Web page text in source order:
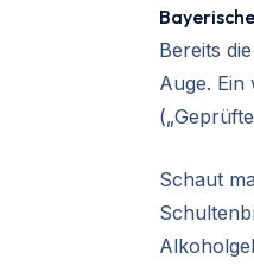
Bereits
Auge. Ein
Schaut